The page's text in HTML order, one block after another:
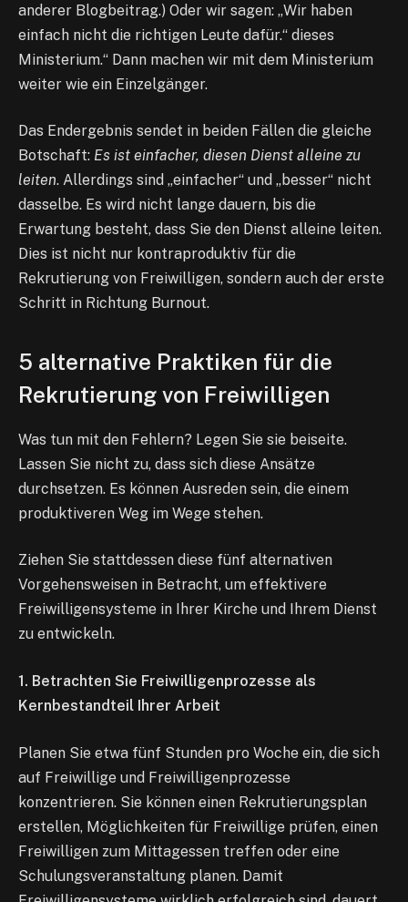
anderer Blogbeitrag.) Oder wir sagen: „Wir haben
einfach nicht die richtigen Leute dafür.“ dieses
Ministerium.“ Dann machen wir mit dem Ministerium
weiter wie ein Einzelgänger.
Das Endergebnis sendet in beiden Fällen die gleiche
Botschaft: Es ist einfacher, diesen Dienst alleine zu
leiten. Allerdings sind „einfacher“ und „besser“ nicht
dasselbe. Es wird nicht lange dauern, bis die
Erwartung besteht, dass Sie den Dienst alleine leiten.
Dies ist nicht nur kontraproduktiv für die
Rekrutierung von Freiwilligen, sondern auch der erste
Schritt in Richtung Burnout.
5 alternative Praktiken für die
Rekrutierung von Freiwilligen
Was tun mit den Fehlern? Legen Sie sie beiseite.
Lassen Sie nicht zu, dass sich diese Ansätze
durchsetzen. Es können Ausreden sein, die einem
produktiveren Weg im Wege stehen.
Ziehen Sie stattdessen diese fünf alternativen
Vorgehensweisen in Betracht, um effektivere
Freiwilligensysteme in Ihrer Kirche und Ihrem Dienst
zu entwickeln.
1. Betrachten Sie Freiwilligenprozesse als
Kernbestandteil Ihrer Arbeit
Planen Sie etwa fünf Stunden pro Woche ein, die sich
auf Freiwillige und Freiwilligenprozesse
konzentrieren. Sie können einen Rekrutierungsplan
erstellen, Möglichkeiten für Freiwillige prüfen, einen
Freiwilligen zum Mittagessen treffen oder eine
Schulungsveranstaltung planen. Damit